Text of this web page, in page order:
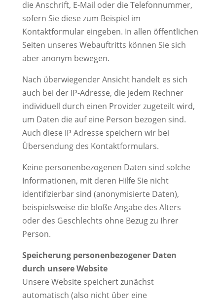
die Anschrift, E-Mail oder die Telefonnummer,
sofern Sie diese zum Beispiel im
Kontaktformular eingeben. In allen öffentlichen
Seiten unseres Webauftritts können Sie sich
aber anonym bewegen.
Nach überwiegender Ansicht handelt es sich
auch bei der IP-Adresse, die jedem Rechner
individuell durch einen Provider zugeteilt wird,
um Daten die auf eine Person bezogen sind.
Auch diese IP Adresse speichern wir bei
Übersendung des Kontaktformulars.
Keine personenbezogenen Daten sind solche
Informationen, mit deren Hilfe Sie nicht
identifizierbar sind (anonymisierte Daten),
beispielsweise die bloße Angabe des Alters
oder des Geschlechts ohne Bezug zu Ihrer
Person.
Speicherung personenbezogener Daten
durch unsere Website
Unsere Website speichert zunächst
automatisch (also nicht über eine